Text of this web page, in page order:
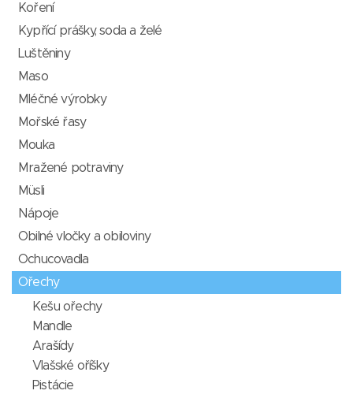
Koření
Kypřící prášky, soda a želé
Luštěniny
Maso
Mléčné výrobky
Mořské řasy
Mouka
Mražené potraviny
Müsli
Nápoje
Obilné vločky a obiloviny
Ochucovadla
Ořechy
Kešu ořechy
Mandle
Arašídy
Vlašské oříšky
Pistácie